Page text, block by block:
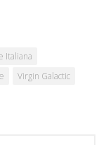
Italiana
Virgin Galactic